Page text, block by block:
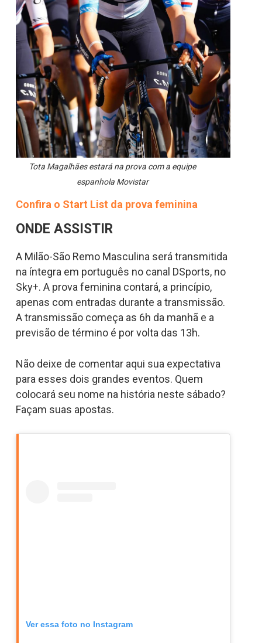
Tota Magalhães estará na prova com a equipe
espanhola Movistar
Confira o Start List da prova feminina
ONDE ASSISTIR
A Milão-São Remo Masculina será transmitida
na íntegra em português no canal DSports, no
Sky+. A prova feminina contará, a princípio,
apenas com entradas durante a transmissão.
A transmissão começa as 6h da manhã e a
previsão de término é por volta das 13h.
Não deixe de comentar aqui sua expectativa
para esses dois grandes eventos. Quem
colocará seu nome na história neste sábado?
Façam suas apostas.
Ver essa foto no Instagram